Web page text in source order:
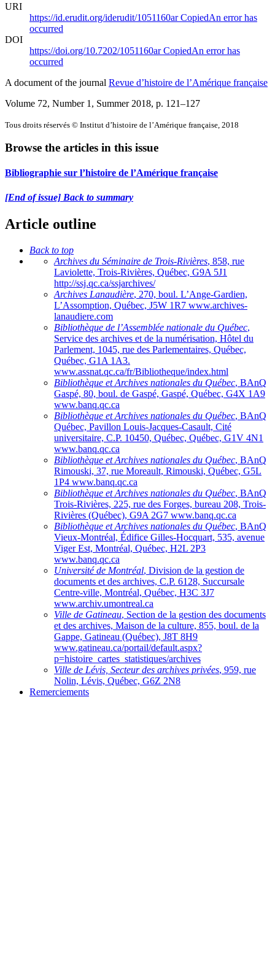
URI
https://id.erudit.org/iderudit/1051160arCopiedAn error has
occurred
DOI
https://doi.org/10.7202/1051160arCopiedAn error has
occurred
A document of the journal Revue d’histoire de l’Amérique française
Volume 72, Number 1, Summer 2018, p. 121–127
Tous droits réservés © Institut d’histoire de l’Amérique française, 2018
Browse the articles in this issue
Bibliographie sur l’histoire de l’Amérique française
[End of issue] Back to summary
Article outline
Back to top
Archives du Séminaire de Trois-Rivières, 858, rue
Laviolette, Trois-Rivières, Québec, G9A 5J1
http://ssj.qc.ca/ssjarchives/
Archives Lanaudière, 270, boul. L’Ange-Gardien,
L’Assomption, Québec, J5W 1R7 www.archives-
lanaudiere.com
Bibliothèque de l’Assemblée nationale du Québec,
Service des archives et de la numérisation, Hôtel du
Parlement, 1045, rue des Parlementaires, Québec,
Québec, G1A 1A3.
www.assnat.qc.ca/fr/Bibliotheque/index.html
Bibliothèque et Archives nationales du Québec, BAnQ
Gaspé, 80, boul. de Gaspé, Gaspé, Québec, G4X 1A9
www.banq.qc.ca
Bibliothèque et Archives nationales du Québec, BAnQ
Québec, Pavillon Louis-Jacques-Casault, Cité
universitaire, C.P. 10450, Québec, Québec, G1V 4N1
www.banq.qc.ca
Bibliothèque et Archives nationales du Québec, BAnQ
Rimouski, 37, rue Moreault, Rimouski, Québec, G5L
1P4 www.banq.qc.ca
Bibliothèque et Archives nationales du Québec, BAnQ
Trois-Rivières, 225, rue des Forges, bureau 208, Trois-
Rivières (Québec), G9A 2G7 www.banq.qc.ca
Bibliothèque et Archives nationales du Québec, BAnQ
Vieux-Montréal, Édifice Gilles-Hocquart, 535, avenue
Viger Est, Montréal, Québec, H2L 2P3
www.banq.qc.ca
Université de Montréal, Division de la gestion de
documents et des archives, C.P. 6128, Succursale
Centre-ville, Montréal, Québec, H3C 3J7
www.archiv.umontreal.ca
Ville de Gatineau, Section de la gestion des documents
et des archives, Maison de la culture, 855, boul. de la
Gappe, Gatineau (Québec), J8T 8H9
www.gatineau.ca/portail/default.aspx?
p=histoire_cartes_statistiques/archives
Ville de Lévis, Secteur des archives privées, 959, rue
Nolin, Lévis, Québec, G6Z 2N8
Remerciements